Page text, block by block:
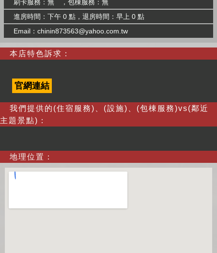
刷卡服務：無 ，包棟服務：無
進房時間：下午 0 點，退房時間：早上 0 點
Email： chinin873563@yahoo.com.tw
本店特色訴求：
官網連結
我們提供的(住宿服務)、(設施)、(包棟服務)vs(鄰近
主題景點)：
地理位置：